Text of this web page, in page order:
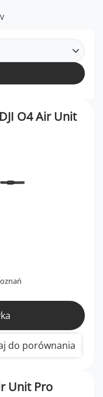
O4 Air Unit
do porównania
Unit Pro